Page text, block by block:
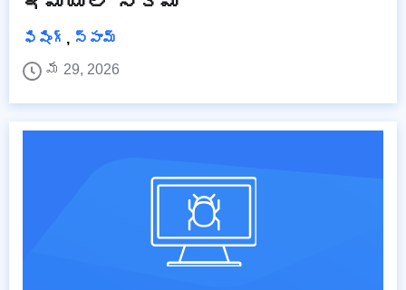
ఫిషింగ్ , స్పామ్
మే 29, 2026